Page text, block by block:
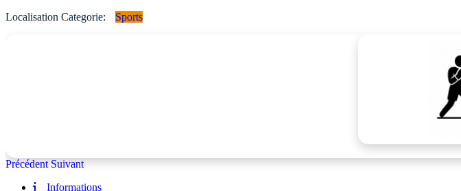
Localisation Categorie:
Sports
Précédent Suivant
Informations